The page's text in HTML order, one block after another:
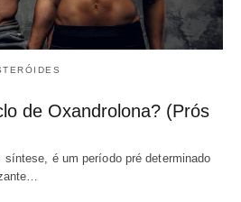
de Oxandrolona? (Prós
é um período pré determinado